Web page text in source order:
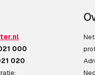
000
020